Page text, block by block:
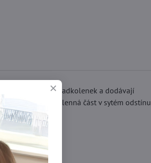
pruhovaných nadkolenek a dodávají
60 DEN nadkolenná část v sytém odstínu